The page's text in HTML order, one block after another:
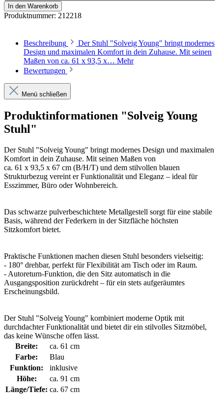
In den Warenkorb
Produktnummer: 212218
Beschreibung
Der Stuhl "Solveig Young" bringt modernes
Design und maximalen Komfort in dein Zuhause. Mit seinen
Maßen von ca. 61 x 93,5 x… Mehr
Bewertungen
Menü schließen
Produktinformationen "Solveig Young
Stuhl"
Der Stuhl "Solveig Young" bringt modernes Design und maximalen
Komfort in dein Zuhause. Mit seinen Maßen von
ca. 61 x 93,5 x 67 cm (B/H/T) und dem stilvollen blauen
Strukturbezug vereint er Funktionalität und Eleganz – ideal für
Esszimmer, Büro oder Wohnbereich.
Das schwarze pulverbeschichtete Metallgestell sorgt für eine stabile
Basis, während der Federkern in der Sitzfläche höchsten
Sitzkomfort bietet.
Praktische Funktionen machen diesen Stuhl besonders vielseitig:
- 180° drehbar, perfekt für Flexibilität am Tisch oder im Raum.
- Autoreturn-Funktion, die den Sitz automatisch in die
Ausgangsposition zurückdreht – für ein stets aufgeräumtes
Erscheinungsbild.
Der Stuhl "Solveig Young" kombiniert moderne Optik mit
durchdachter Funktionalität und bietet dir ein stilvolles Sitzmöbel,
das keine Wünsche offen lässt.
Breite:
ca. 61 cm
Farbe:
Blau
Funktion:
inklusive
Höhe:
ca. 91 cm
Länge/Tiefe: ca. 67 cm